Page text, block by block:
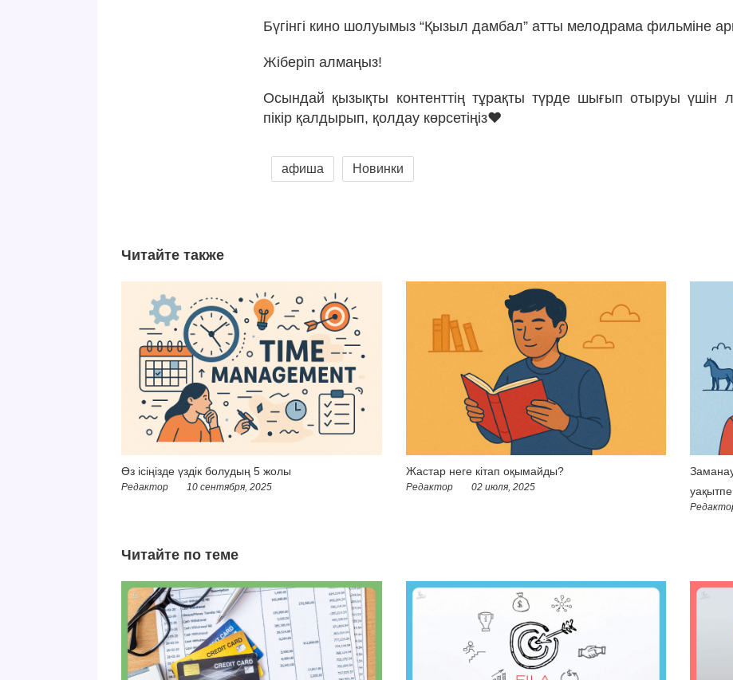
Бүгінгі кино шолуымыз “Қызыл дамбал” атты мелодрама фильміне
Жіберіп алмаңыз!
Осындай қызықты контенттің тұрақты түрде шығып отыруы үшін
пікір қалдырып, қолдау көрсетіңіз❤
афиша Новинки
Читайте также
Өз ісіңізде үздік болудың 5 жолы
Редактор 10 сентября, 2025
Жастар неге кітап оқымайды?
Редактор 02 июля, 2025
Читайте по теме